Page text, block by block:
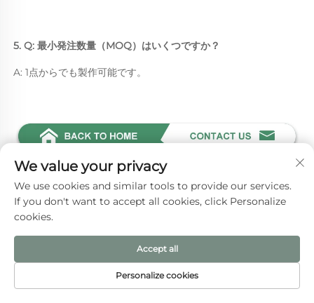
5. Q: 最小発注数量（MOQ）はいくつですか？
A: 1点からでも製作可能です。
ここをクリックして対応する詳細
なお見積もりを取得
おすすめ商品
We value your privacy
We use cookies and similar tools to provide our services.
If you don't want to accept all cookies, click Personalize
cookies.
Personalize cookies
Accept all